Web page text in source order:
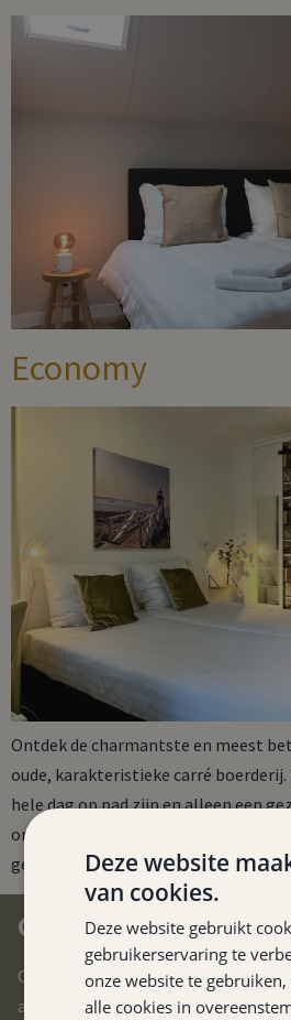
Economy
Ontdek de charmantste en meest
oude, karakteristieke carré boerderij.
hele dag op pad zijn en alleen een
om uit te rusten. Geniet van het
gevoel van ons hotel!
CENTRAAL IN ZUID-
Ons hotel is gelegen in het hart van
alle uithoeken van deze prachtige
Deze website
van cookies.
Deze website gebruikt
gebruikerservaring te
onze website te
alle cookies in